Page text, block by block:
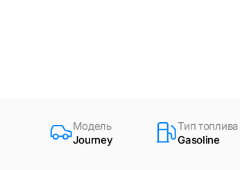
Модель
Journey
Тип топлива
Gasoline